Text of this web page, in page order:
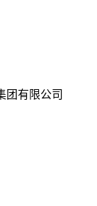
团有限公司